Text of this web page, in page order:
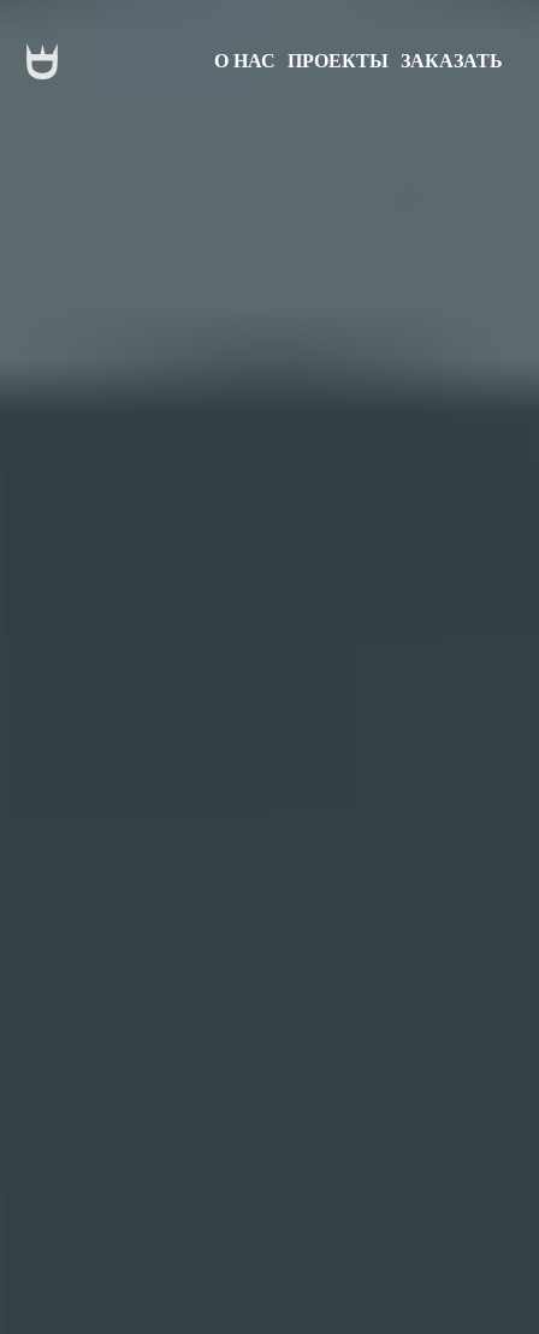
О НАС ПРОЕКТЫ ЗАКАЗАТЬ